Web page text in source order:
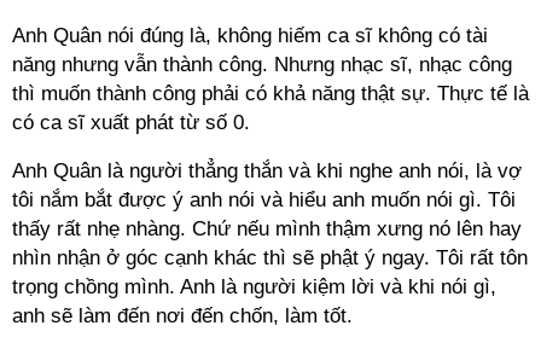
Anh Quân nói đúng là, không hiếm ca sĩ không có tài
năng nhưng vẫn thành công. Nhưng nhạc sĩ, nhạc công
thì muốn thành công phải có khả năng thật sự. Thực tế là
có ca sĩ xuất phát từ số 0.
Anh Quân là người thẳng thắn và khi nghe anh nói, là vợ
tôi nắm bắt được ý anh nói và hiểu anh muốn nói gì. Tôi
thấy rất nhẹ nhàng. Chứ nếu mình thậm xưng nó lên hay
nhìn nhận ở góc cạnh khác thì sẽ phật ý ngay. Tôi rất tôn
trọng chồng mình. Anh là người kiệm lời và khi nói gì,
anh sẽ làm đến nơi đến chốn, làm tốt.